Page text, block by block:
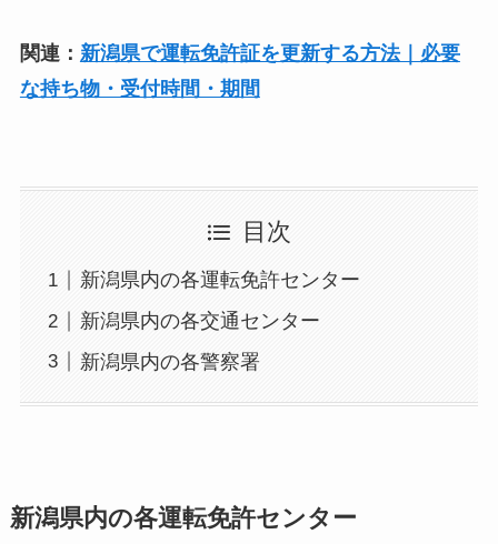
関連： 新潟県で運転免許証を更新する方法｜必要
な持ち物・受付時間・期間
目次
新潟県内の各運転免許センター
新潟県内の各交通センター
新潟県内の各警察署
新潟県内の各運転免許センター